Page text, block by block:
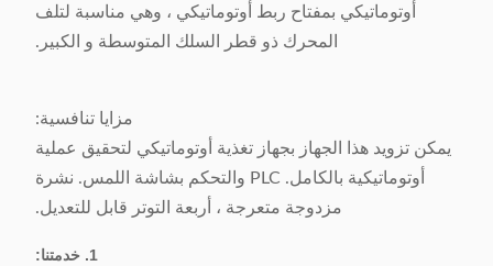
أوتوماتيكي بمفتاح ربط أوتوماتيكي ، وهي مناسبة لتلف
المحرك ذو قطر السلك المتوسطة و الكبير.
مزايا تنافسية:
يمكن تزويد هذا الجهاز بجهاز تغذية أوتوماتيكي لتحقيق عملية
أوتوماتيكية بالكامل. PLC والتحكم بشاشة اللمس. نشرة
مزدوجة متعرجة ، أربعة التوتر قابل للتعديل.
1. خدمتنا: